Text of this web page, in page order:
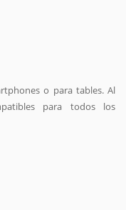
o para tables. Al
para todos los